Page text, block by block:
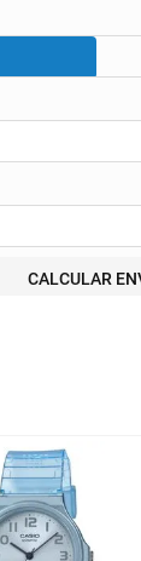
CALCULAR